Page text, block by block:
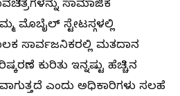
ಸಾಮಾಜಿಕ
ಮೊಬೈಲ್ ಸ್ಟೇಟಸ್ಗಳಲ್ಲಿ
ಸಾರ್ವಜನಿಕರಲ್ಲಿ ಮತದಾನ
ಕುರಿತು ಇನ್ನಷ್ಟು ಹೆಚ್ಚಿನ
ಎಂದು ಅಧಿಕಾರಿಗಳು ಸಲಹೆ